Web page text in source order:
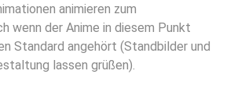
animieren zum
wenn der Anime in diesem Punkt
Standard angehört (Standbilder und
lassen grüßen).